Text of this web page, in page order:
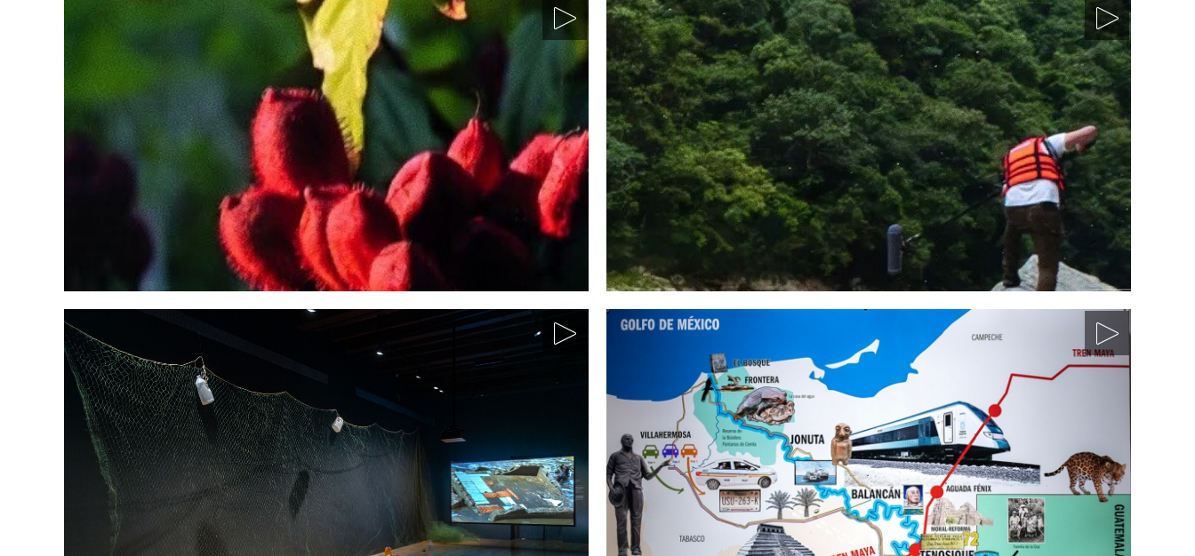
Valores ecosistémicos de la Cuenca del
Usumacinta y el papel de Áreas Naturales
Protegidas
Culturas hidrocomunes y humanidades
ambientales
Ecologías amenazadas y restauración:
Reserva de la Biosfera de los Pantanos de